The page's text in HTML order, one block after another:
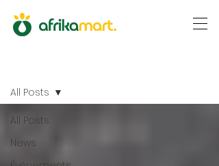
All Posts
News
All Posts